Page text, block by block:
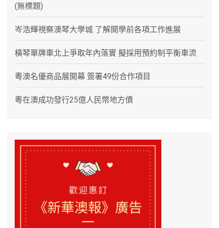
(無標題)
岑浩輝視察澳琴大學城 了解開學前各項工作進展
橫琴單牌車北上爭取年內落實 擬採用預約制平衡車流
粵澳名優商品展開幕 簽署49份合作項目
粵在澳成功發行25億人民幣地方債